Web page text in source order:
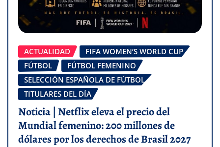
ACTUALIDAD
FIFA WOMEN’S WORLD CUP
FÚTBOL
FÚTBOL FEMENINO
SELECCIÓN ESPAÑOLA DE FÚTBOL
TITULARES DEL DÍA
Noticia | Netflix eleva el precio del
Mundial femenino: 200 millones de
dólares por los derechos de Brasil 2027